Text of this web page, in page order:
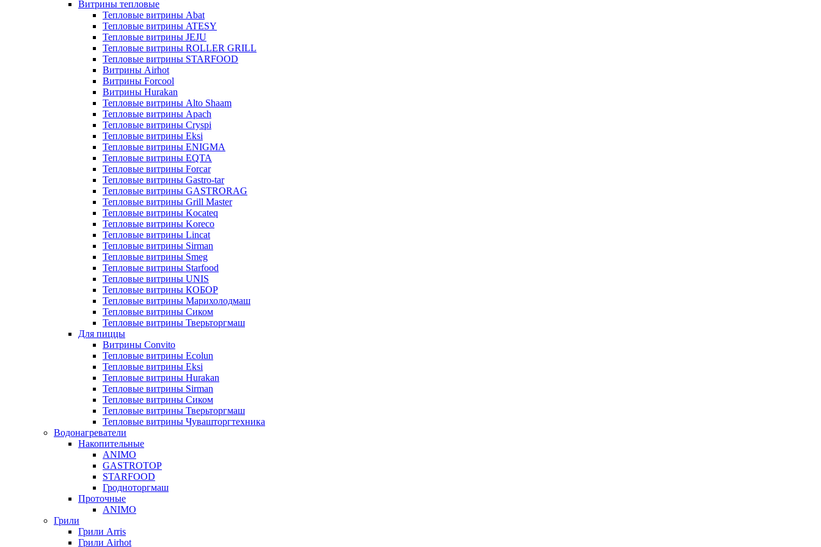
Витрины тепловые
Тепловые витрины Abat
Тепловые витрины ATESY
Тепловые витрины JEJU
Тепловые витрины ROLLER GRILL
Тепловые витрины STARFOOD
Витрины Airhot
Витрины Forcool
Витрины Hurakan
Тепловые витрины Alto Shaam
Тепловые витрины Apach
Тепловые витрины Cryspi
Тепловые витрины Eksi
Тепловые витрины ENIGMA
Тепловые витрины EQTA
Тепловые витрины Forcar
Тепловые витрины Gastro-tar
Тепловые витрины GASTRORAG
Тепловые витрины Grill Master
Тепловые витрины Kocateq
Тепловые витрины Koreco
Тепловые витрины Lincat
Тепловые витрины Sirman
Тепловые витрины Smeg
Тепловые витрины Starfood
Тепловые витрины UNIS
Тепловые витрины КОБОР
Тепловые витрины Марихолодмаш
Тепловые витрины Сиком
Тепловые витрины Тверьторгмаш
Для пиццы
Витрины Convito
Тепловые витрины Ecolun
Тепловые витрины Eksi
Тепловые витрины Hurakan
Тепловые витрины Sirman
Тепловые витрины Сиком
Тепловые витрины Тверьторгмаш
Тепловые витрины Чувашторгтехника
Водонагреватели
Накопительные
ANIMO
GASTROTOP
STARFOOD
Гродноторгмаш
Проточные
ANIMO
Грили
Грили Arris
Грили Airhot